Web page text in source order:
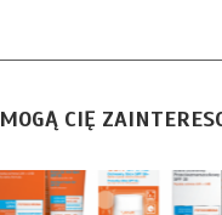
MOGĄ CIĘ